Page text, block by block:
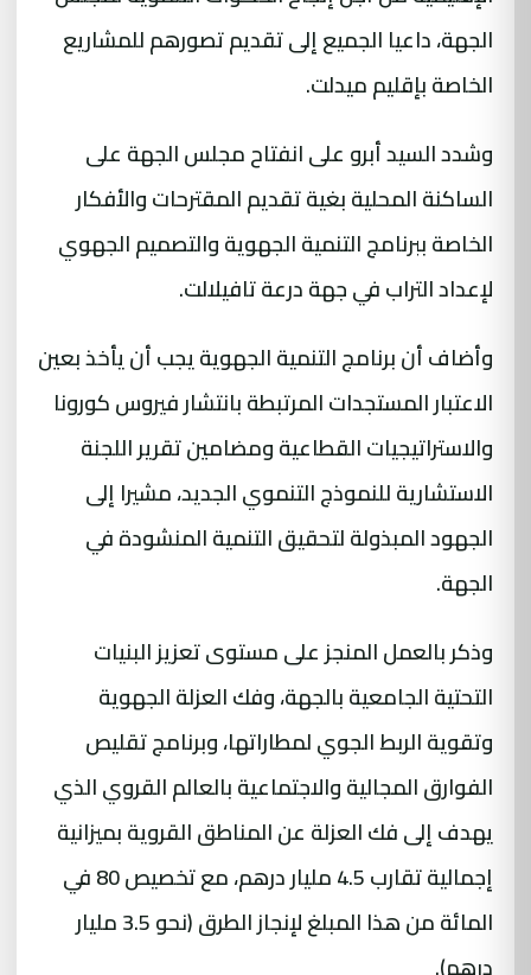
الجهة، داعيا الجميع إلى تقديم تصورهم للمشاريع
الخاصة بإقليم ميدلت.
وشدد السيد أبرو على انفتاح مجلس الجهة على
الساكنة المحلية بغية تقديم المقترحات والأفكار
الخاصة ببرنامج التنمية الجهوية والتصميم الجهوي
لإعداد التراب في جهة درعة تافيلالت.
وأضاف أن برنامج التنمية الجهوية يجب أن يأخذ بعين
الاعتبار المستجدات المرتبطة بانتشار فيروس كورونا
والاستراتيجيات القطاعية ومضامين تقرير اللجنة
الاستشارية للنموذج التنموي الجديد، مشيرا إلى
الجهود المبذولة لتحقيق التنمية المنشودة في
الجهة.
وذكر بالعمل المنجز على مستوى تعزيز البنيات
التحتية الجامعية بالجهة، وفك العزلة الجهوية
وتقوية الربط الجوي لمطاراتها، وبرنامج تقليص
الفوارق المجالية والاجتماعية بالعالم القروي الذي
يهدف إلى فك العزلة عن المناطق القروية بميزانية
إجمالية تقارب 4.5 مليار درهم، مع تخصيص 80 في
المائة من هذا المبلغ لإنجاز الطرق (نحو 3.5 مليار
درهم).